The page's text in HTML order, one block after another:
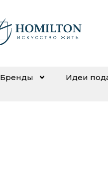
Бренды Идеи